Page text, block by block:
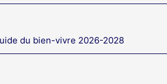
du bien-vivre 2026-2028